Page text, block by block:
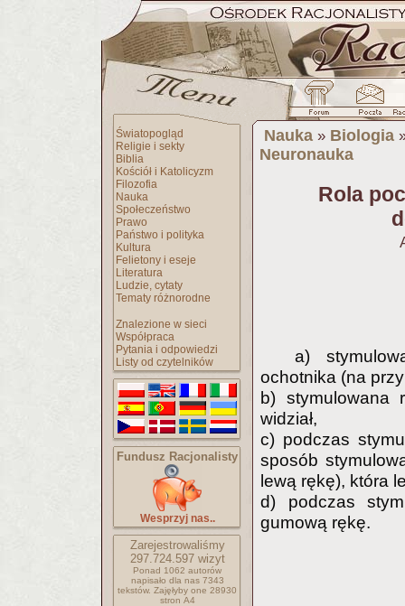
Światopogląd
Religie i sekty
Biblia
Kościół i Katolicyzm
Filozofia
Nauka
Społeczeństwo
Prawo
Państwo i polityka
Kultura
Felietony i eseje
Literatura
Ludzie, cytaty
Tematy różnorodne
Znalezione w sieci
Współpraca
Pytania i odpowiedzi
Listy od czytelników
Fundusz Racjonalisty
Wesprzyj nas..
Zarejestrowaliśmy
297.724.597wizyt
Ponad 1062 autorów
napisało dla nas 7343
tekstów. Zajęłyby one 28930
stron A4
Nauka » Biologia
Neuronauka
Rola
a)
ochotnika (na
b) stymulowana
widział,
c) podczas
sposób
lewą rękę), która
d) podczas
gumową rękę.